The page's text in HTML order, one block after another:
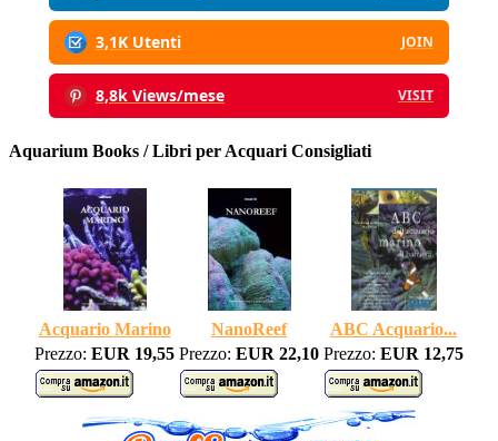
3,1K Utenti JOIN
8,8k Views/mese VISIT
Aquarium Books / Libri per Acquari Consigliati
Acquario Marino NanoReef
ABC Acquario...
Prezzo: EUR 19,55 Prezzo: EUR 22,10 Prezzo: EUR 12,75